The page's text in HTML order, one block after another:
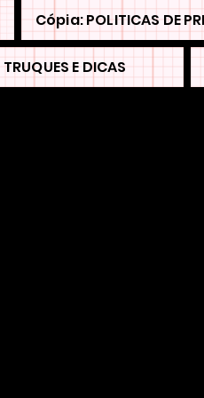
Cópia: POLITICAS DE
TRUQUES E DICAS